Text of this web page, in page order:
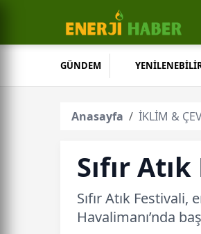
GÜNDEM
Anasayfa İKLİM &
Sıfır
Sıfır Atık
Havalimanı’nda